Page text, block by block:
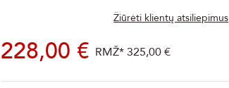
Žiūrėti klientų atsiliepimus
228,00 € RMŽ*325,00 €